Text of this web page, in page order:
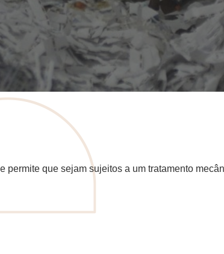
que sejam sujeitos a um tratamento